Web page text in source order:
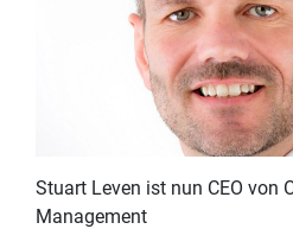
Stuart Leven ist nun CEO von
Management